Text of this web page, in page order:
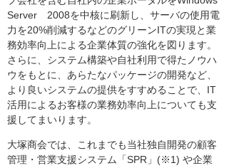
Server 2008を中核に刷新し、サーバの使用電
力を20%削減するなどのグリーンITの実現と業
務効率向上による企業体質の強化を図ります。
さらに、システム構築や自社利用で得たノウハ
ウをもとに、あらたなパッケージの開発など、
より良いシステムの提供をすすめることで、IT
活用によるお客様の業務効率向上についても支
援してまいります。
大塚商会では、これまでも当社独自開発の顧客
管理・営業支援システム「SPR」(※1) や企業